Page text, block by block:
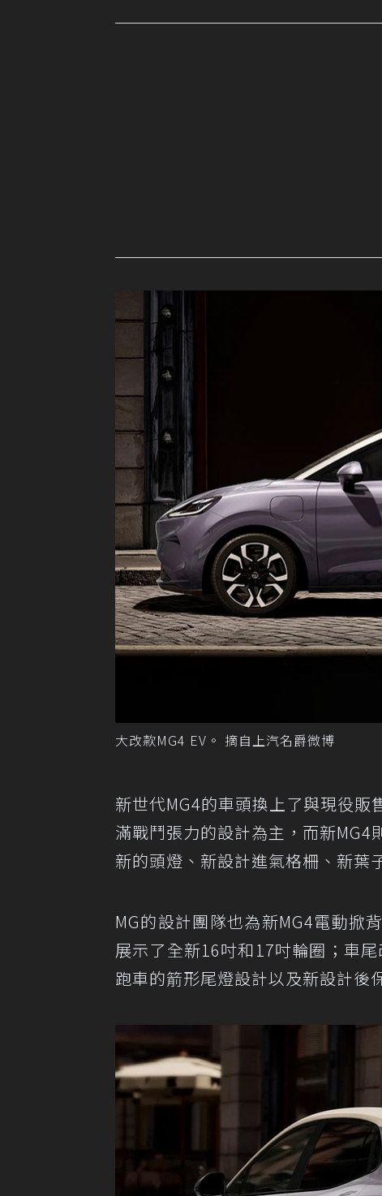
大改款MG4 EV。 摘自上汽名爵微博
新世代MG4的車頭換上了與現役
滿戰鬥張力的設計為主，而新
新的頭燈、新設計進氣格柵、新葉
MG的設計團隊也為新MG4電動掀
展示了全新16吋和17吋輪圈；車
跑車的箭形尾燈設計以及新設計後